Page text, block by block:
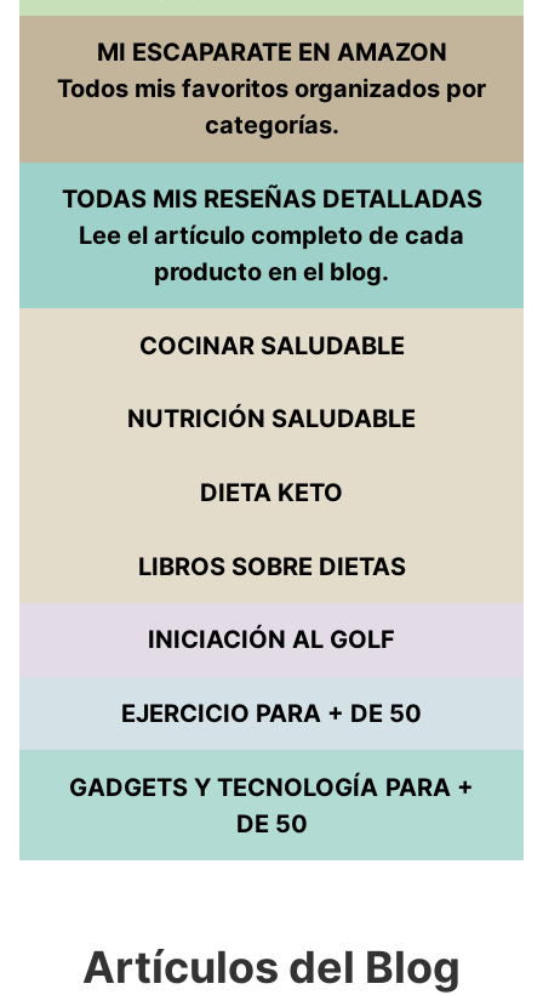
MI ESCAPARATE EN AMAZON
Todos mis favoritos organizados por
categorías.
TODAS MIS RESEÑAS DETALLADAS
Lee el artículo completo de cada
producto en el blog.
COCINAR SALUDABLE
NUTRICIÓN SALUDABLE
DIETA KETO
LIBROS SOBRE DIETAS
INICIACIÓN AL GOLF
EJERCICIO PARA + DE 50
GADGETS Y TECNOLOGÍA PARA +
DE 50
Artículos del Blog